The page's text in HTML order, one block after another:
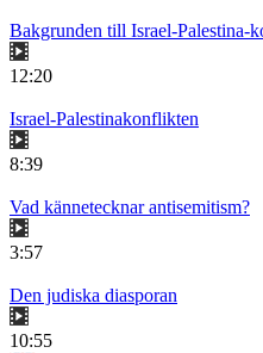
Bakgrunden till Israel-Palestina-
12:20
Israel-Palestinakonflikten
8:39
Vad kännetecknar antisemitism?
3:57
Den judiska diasporan
10:55